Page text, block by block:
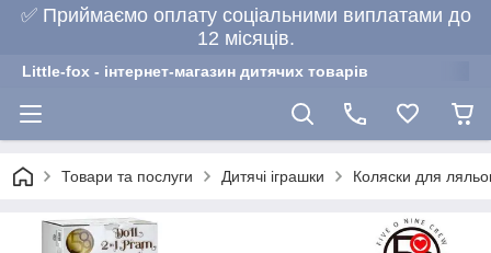
✅ Приймаємо оплату соціальними виплатами до
12 місяців.
Little-fox - інтернет-магазин дитячих товарів
Товари та послуги Дитячі іграшки Коляски для